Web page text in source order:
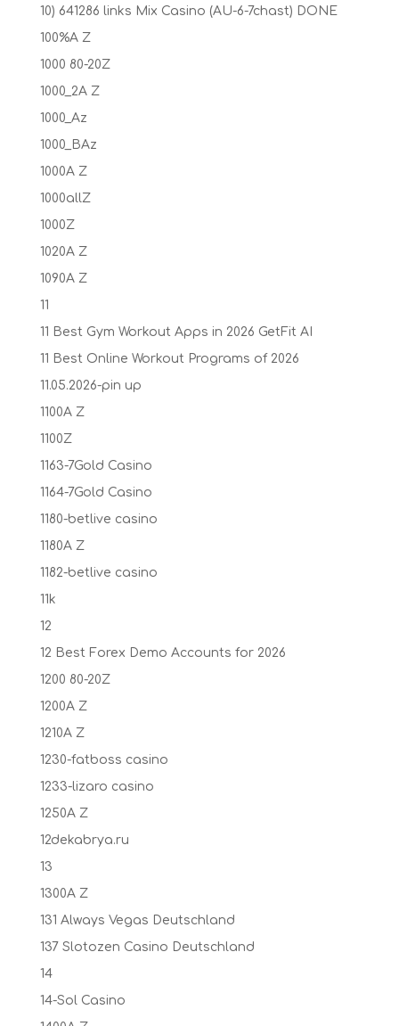
10) 641286 links Mix Casino (AU-6-7chast) DONE
100%A Z
1000 80-20Z
1000_2A Z
1000_Az
1000_BAz
1000A Z
1000allZ
1000Z
1020A Z
1090A Z
11
11 Best Gym Workout Apps in 2026 GetFit AI
11 Best Online Workout Programs of 2026
11.05.2026-pin up
1100A Z
1100Z
1163-7Gold Casino
1164-7Gold Casino
1180-betlive casino
1180A Z
1182-betlive casino
11k
12
12 Best Forex Demo Accounts for 2026
1200 80-20Z
1200A Z
1210A Z
1230-fatboss casino
1233-lizaro casino
1250A Z
12dekabrya.ru
13
1300A Z
131 Always Vegas Deutschland
137 Slotozen Casino Deutschland
14
14-Sol Casino